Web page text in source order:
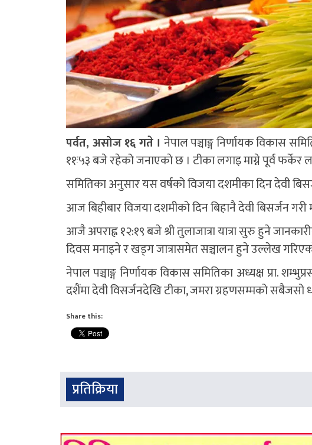
पर्वत, असोज १६ गते । नेपाल पञ्चाङ्ग निर्णायक विकास
११ः५३ बजे रहेको जनाएकाे छ । टीका लगाइ माग्ने पूर्व फर्केर
समितिका अनुसार यस वर्षको विजया दशमीका दिन देवी
आज बिहीबार विजया दशमीको दिन बिहानै देवी बिसर्जन
आजै अपराह्न १२:१९ बजे श्री तुलाजात्रा यात्रा सुरु हुने
दिवस मनाइने र खड्ग जात्रासमेत सञ्चालन हुने उल्लेख
नेपाल पञ्चाङ्ग निर्णायक विकास समितिका अध्यक्ष प्रा.
दशैंमा देवी विसर्जनदेखि टीका, जमरा ग्रहणसम्मको सबैजसो
Share this:
प्रतिक्रिया